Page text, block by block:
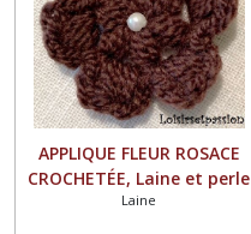
APPLIQUE FLEUR ROSACE
CROCHETÉE, Laine et perle
nacrée / CHOCOLAT ** 4,5 /
Laine